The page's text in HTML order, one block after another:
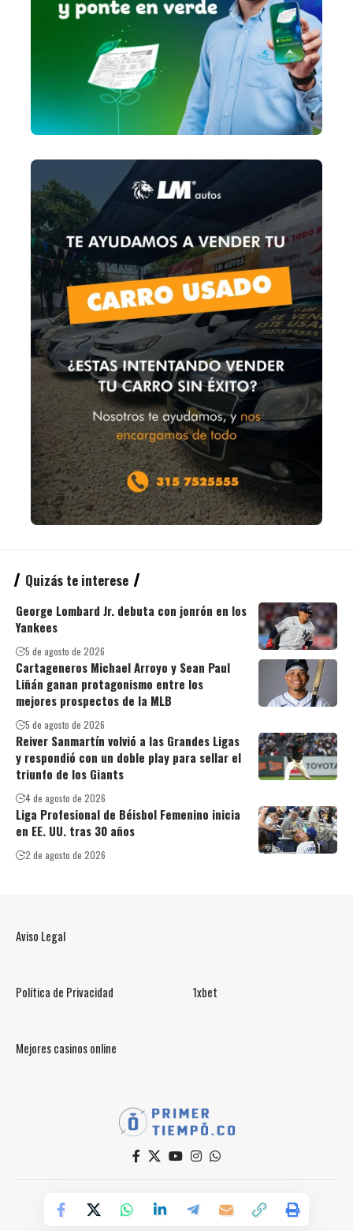
Quizás te interese
George Lombard Jr. debuta con jonrón en los
Yankees
5 de agosto de 2026
Cartageneros Michael Arroyo y Sean Paul
Liñán ganan protagonismo entre los
mejores prospectos de la MLB
5 de agosto de 2026
Reiver Sanmartín volvió a las Grandes Ligas
y respondió con un doble play para sellar el
triunfo de los Giants
4 de agosto de 2026
Liga Profesional de Béisbol Femenino inicia
en EE. UU. tras 30 años
2 de agosto de 2026
Aviso Legal
Política de Privacidad 1xbet
Mejores casinos online
Powered by Primer Tiempo Deportes SAS